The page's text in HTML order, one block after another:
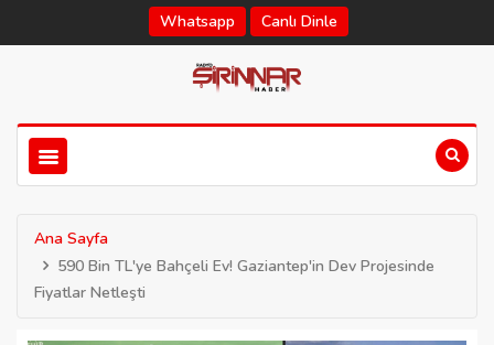
Whatsapp Canlı Dinle
Ana Sayfa
590 Bin TL'ye Bahçeli Ev! Gaziantep'in Dev Projesinde
Fiyatlar Netleşti